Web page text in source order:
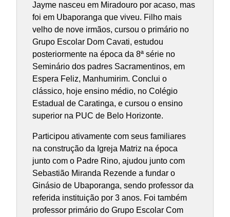
Jayme nasceu em Miradouro por acaso, mas
foi em Ubaporanga que viveu. Filho mais
velho de nove irmãos, cursou o primário no
Grupo Escolar Dom Cavati, estudou
posteriormente na época da 8ª série no
Seminário dos padres Sacramentinos, em
Espera Feliz, Manhumirim. Conclui o
clássico, hoje ensino médio, no Colégio
Estadual de Caratinga, e cursou o ensino
superior na PUC de Belo Horizonte.
Participou ativamente com seus familiares
na construção da Igreja Matriz na época
junto com o Padre Rino, ajudou junto com
Sebastião Miranda Rezende a fundar o
Ginásio de Ubaporanga, sendo professor da
referida instituição por 3 anos. Foi também
professor primário do Grupo Escolar Com